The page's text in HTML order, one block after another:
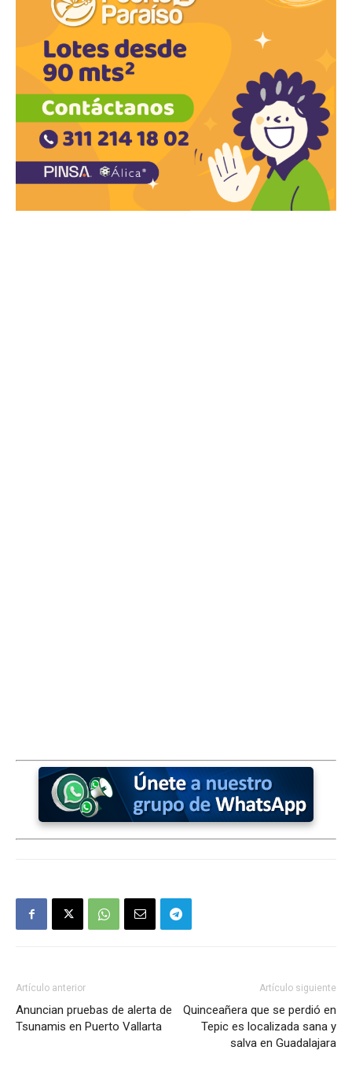
Artículo anterior
Anuncian pruebas de alerta de
Tsunamis en Puerto Vallarta
Artículo siguiente
Quinceañera que se perdió en
Tepic es localizada sana y
salva en Guadalajara